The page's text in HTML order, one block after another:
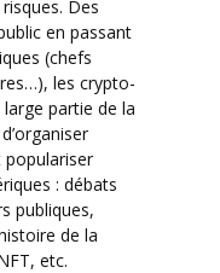
Des
en passant
(chefs
les crypto-
partie de la
: débats
publiques,
de la
etc.